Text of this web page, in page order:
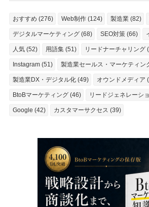
おすすめ (276) Web制作 (124) 製造業 (82)
デジタルマーケティング (68) SEO対策 (66)
人気 (52) 用語集 (51) リードナーチャリング
Instagram (51) 製造業セールス・マーケティン
製造業DX・デジタル化 (49) オウンドメディア
BtoBマーケティング (46) リードジェネレーシ
Google (42) カスタマーサクセス (39)